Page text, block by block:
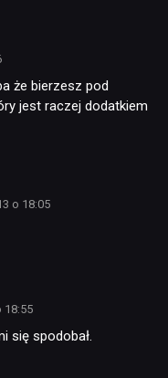
że bierzesz pod
jest raczej dodatkiem
o 18:05
18:55
się spodobał.